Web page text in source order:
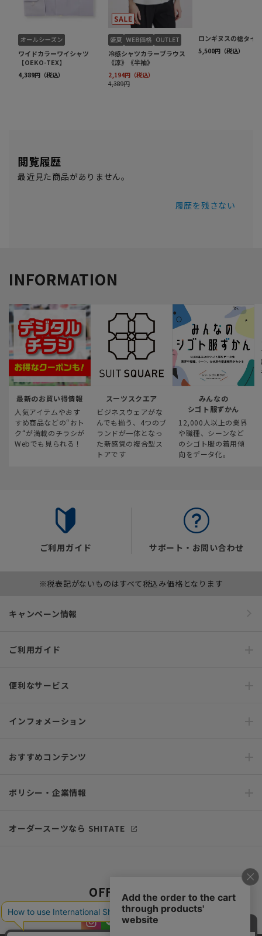
閲覧履歴
最近見た商品がありません。
履歴を残さない
INFORMATION
最新のお買い得情報
人気アイテムやおす
すめ商品などの“おト
ク“が満載のチラシが
Webでも見られる！
スーツスクエア
ビジネスウェアがな
んでも揃う、4つのブ
ランドが一体となっ
た新感覚の複合型ス
トアです
みんなの
シゴト服ずかん
12,000人以上の業界
や職種、シーンなど
のシゴト服の着用傾
向をデータ化。
ご利用ガイド サポート・お問い合わせ
※税表記がないものはすべて税込み価格となります
キャンペーン情報
ご利用ガイド
便利なサービス
インフォメーション
おすすめコンテンツ
ポリシー・企業情報
オーダースーツなら SHITATE
OFFICIAL SNS